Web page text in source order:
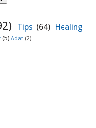
Tips (64) Healing
(5) Adat (2)